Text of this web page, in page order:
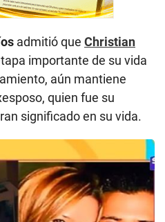
admitió que Christian
importante de su vida
aún mantiene
quien fue su
significado en su vida.